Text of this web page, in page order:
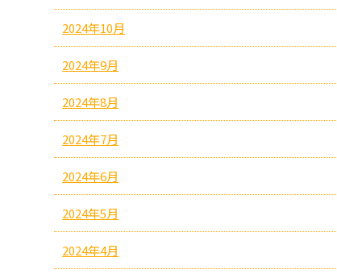
2024年10月
2024年9月
2024年8月
2024年7月
2024年6月
2024年5月
2024年4月